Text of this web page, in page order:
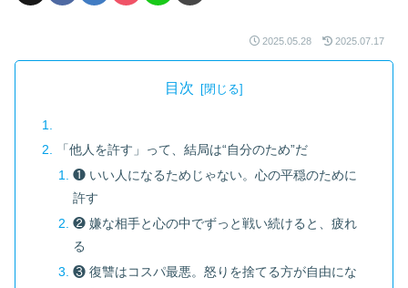
2025.05.28 2025.07.17
目次
「他人を許す」って、結局は“自分のため”だ
❶ いい人になるためじゃない。心の平穏のために
許す
❷ 嫌な相手と心の中でずっと戦い続けると、疲れ
る
❸ 復讐はコスパ最悪。怒りを捨てる方が自由にな